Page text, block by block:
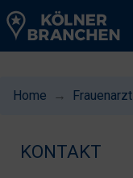
Home Frauenarzt
KONTAKT